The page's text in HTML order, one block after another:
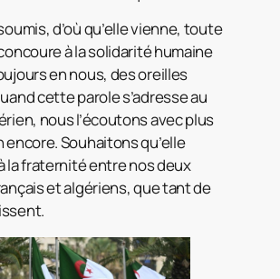
d’où qu’elle vienne, toute
à la solidarité humaine
en nous, des oreilles
cette parole s’adresse au
nous l’écoutons avec plus
encore. Souhaitons qu’elle
la fraternité entre nos deux
et algériens, que tant de